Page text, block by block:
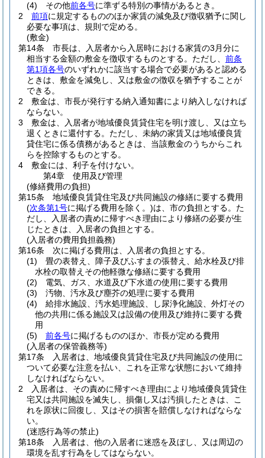
(4)
その他前各号に準ずる特別の事情があるとき。
2
前項に規定するもののほか家賃の減免及び徴収猶予に関し
必要な事項は、規則で定める。
(敷金)
第14条
市長は、入居者から入居時における家賃の3月分に
相当する金額の敷金を徴収するものとする。 ただし、 前条
第1項各号のいずれかに該当する場合で必要があると認める
ときは、敷金を減免し、又は敷金の徴収を猶予することが
できる。
2
敷金は、市長が発行する納入通知書により納入しなければ
ならない。
3
敷金は、入居者が地域優良賃貸住宅を明け渡し、又は立ち
退くときに還付する。 ただし、未納の家賃又は地域優良賃
貸住宅に係る債務があるときは、当該敷金のうちからこれ
らを控除するものとする。
4
敷金には、利子を付けない。
第4章
使用及び管理
(修繕費用の負担)
第15条
地域優良賃貸住宅及び共同施設の修繕に要する費用
(次条第1号に掲げる費用を除く。)は、市の負担とする。 た
だし、入居者の責めに帰すべき理由により修繕の必要が生
じたときは、入居者の負担とする。
(入居者の費用負担義務)
第16条
次に掲げる費用は、入居者の負担とする。
(1)
畳の表替え、障子及びふすまの張替え、給水栓及び排
水栓の取替えその他軽微な修繕に要する費用
(2)
電気、ガス、水道及び下水道の使用に要する費用
(3)
汚物、汚水及び塵芥の処理に要する費用
(4)
給排水施設、汚水処理施設、し尿浄化施設、外灯その
他の共用に係る施設又は設備の使用及び維持に要する費
用
(5)
前各号に掲げるもののほか、市長が定める費用
(入居者の保管義務等)
第17条
入居者は、地域優良賃貸住宅及び共同施設の使用に
ついて必要な注意を払い、これを正常な状態において維持
しなければならない。
2
入居者は、その責めに帰すべき理由により地域優良賃貸住
宅又は共同施設を滅失し、損傷し又は汚損したときは、こ
れを原状に回復し、又はその損害を賠償しなければならな
い。
(迷惑行為等の禁止)
第18条
入居者は、他の入居者に迷惑を及ぼし、又は周辺の
環境を乱す行為をしてはならない。